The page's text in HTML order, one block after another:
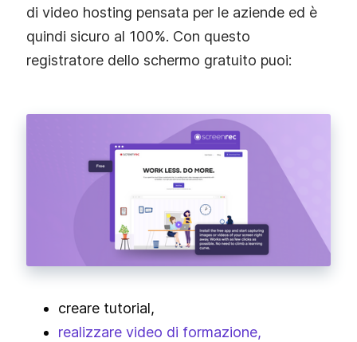
di video hosting pensata per le aziende ed è
quindi sicuro al 100%. Con questo
registratore dello schermo gratuito puoi:
creare tutorial,
realizzare video di formazione,